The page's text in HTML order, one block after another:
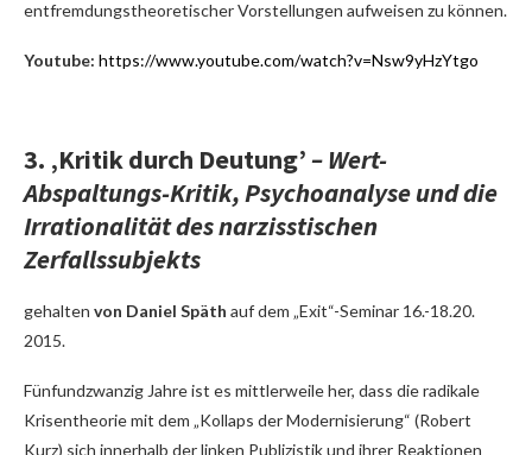
entfremdungstheoretischer Vorstellungen aufweisen zu können.
Youtube: https://www.youtube.com/watch?v=Nsw9yHzYtgo
3. ‚Kritik durch Deutung’– Wert-
Abspaltungs-Kritik, Psychoanalyse und die
Irrationalität des narzisstischen
Zerfallssubjekts
gehalten von Daniel Späth auf dem „Exit“-Seminar 16.-18.20.
2015.
Fünfundzwanzig Jahre ist es mittlerweile her, dass die radikale
Krisentheorie mit dem „Kollaps der Modernisierung“ (Robert
Kurz) sich innerhalb der linken Publizistik und ihrer Reaktionen